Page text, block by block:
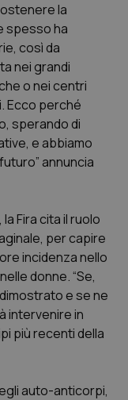
Ulcerosa
la
spesso ha
così da
nei grandi
o nei centri
Ecco perché
sperando di
e abbiamo
annuncia
Fira cita il ruolo
per capire
incidenza nello
donne. “Se,
e se ne
intervenire in
più recenti della
auto-anticorpi,